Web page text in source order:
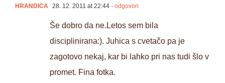
HRANDICA 28. 12. 2011 at 22:44 - odgovori
Še dobro da ne.Letos sem bila
disciplinirana:). Juhica s cvetačo pa je
zagotovo nekaj, kar bi lahko pri nas tudi šlo v
promet. Fina fotka.